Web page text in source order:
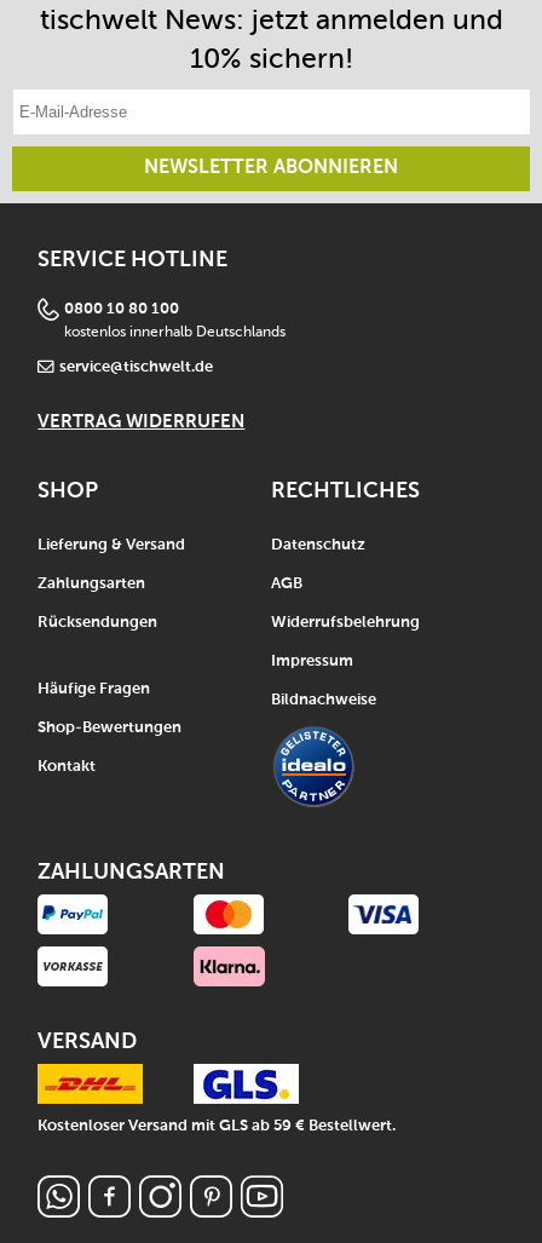
tischwelt News: jetzt anmelden und
10% sichern!
NEWSLETTER ABONNIEREN
SERVICE HOTLINE
0800 10 80 100
kostenlos innerhalb Deutschlands
service@tischwelt.de
VERTRAG WIDERRUFEN
SHOP
Lieferung & Versand
Zahlungsarten
Rücksendungen
Häufige Fragen
Shop-Bewertungen
Kontakt
RECHTLICHES
Datenschutz
AGB
Widerrufsbelehrung
Impressum
Bildnachweise
ZAHLUNGSARTEN
VERSAND
Kostenloser Versand mit GLS ab 59 € Bestellwert.